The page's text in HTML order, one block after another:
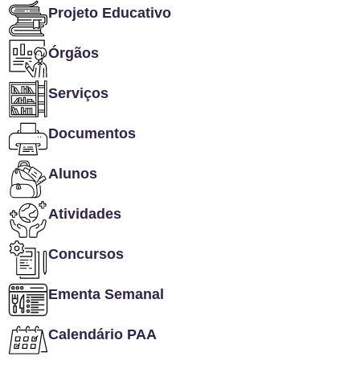
Projeto Educativo
Órgãos
Serviços
Documentos
Alunos
Atividades
Concursos
Ementa Semanal
Calendário PAA